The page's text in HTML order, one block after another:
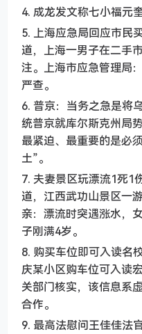
4. 成龙发文称七小福元
5. 上海应急局回应市民
道，上海一男子在二手
注。上海市应急管理局
严查。
6. 普京：当务之急是将
统普京就库尔斯克州局
最紧迫、最重要的是必
土”。
7. 夫妻景区玩漂流1死1
道，江西武功山景区一
亲：漂流时突遇涨水，
子刚满4岁。
8. 购买车位即可入读名
庆某小区购车位可入读
关部门核实，该信息系
合作。
9. 最高法慰问王佳佳法